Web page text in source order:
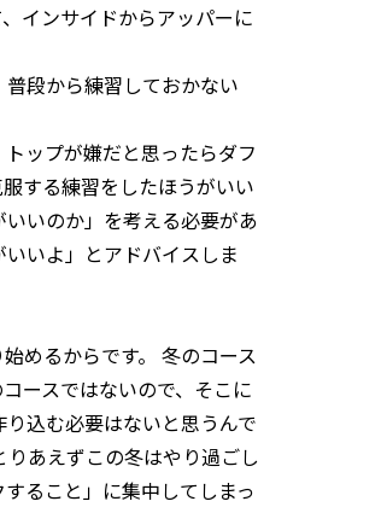
インサイドからアッパーに
段から練習しておかない
ップが嫌だと思ったらダフ
する練習をしたほうがいい
いのか」を考える必要があ
いよ」とアドバイスしま
めるからです。 冬のコース
ースではないので、そこに
込む必要はないと思うんで
あえずこの冬はやり過ごし
ること」に集中してしまっ